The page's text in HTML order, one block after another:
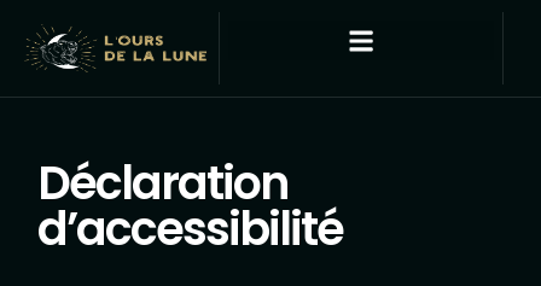
Déclaration
d’accessibilité